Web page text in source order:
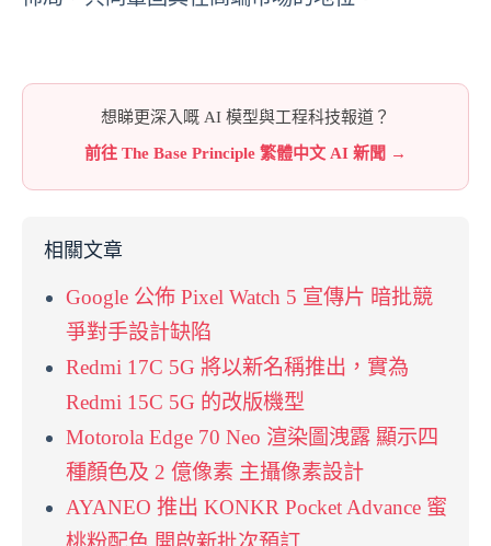
想睇更深入嘅 AI 模型與工程科技報道？
前往 The Base Principle 繁體中文 AI 新聞 →
相關文章
Google 公佈 Pixel Watch 5 宣傳片 暗批競
爭對手設計缺陷
Redmi 17C 5G 將以新名稱推出，實為
Redmi 15C 5G 的改版機型
Motorola Edge 70 Neo 渲染圖洩露 顯示四
種顏色及 2 億像素 主攝像素設計
AYANEO 推出 KONKR Pocket Advance 蜜